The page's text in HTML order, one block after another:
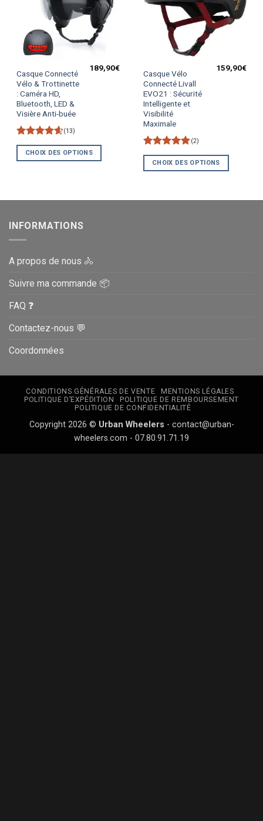
Casque Connecté
Vélo & Trottinette
: Caméra HD,
Bluetooth, LED &
Visière Anti-buée
Note4.62
sur 5
(13)
189,90€
CHOIX DES OPTIONS
Ce
produit
a
plusieurs
variations.
Les
options
peuvent
du
produit
Casque Vélo
Connecté Livall
EVO21 : Sécurité
Intelligente et
Visibilité
Maximale
Note5sur
5
(2)
159,90€
CHOIX DES OPTIONS
Ce
produit
a
plusieurs
variations.
options
peuvent
être
INFORMATIONS
A propos de nous 🚴
Suivre ma commande 📦
FAQ ❓
Contactez-nous 💬
Coordonnées
CONDITIONS GÉNÉRALES DE VENTE
MENTIONS LÉGALES
POLITIQUE D’EXPÉDITION
POLITIQUE DE REMBOURSEMENT
POLITIQUE DE CONFIDENTIALITÉ
Copyright 2026 © Urban Wheelers - contact@urban-
wheelers.com - 07.80.91.71.19